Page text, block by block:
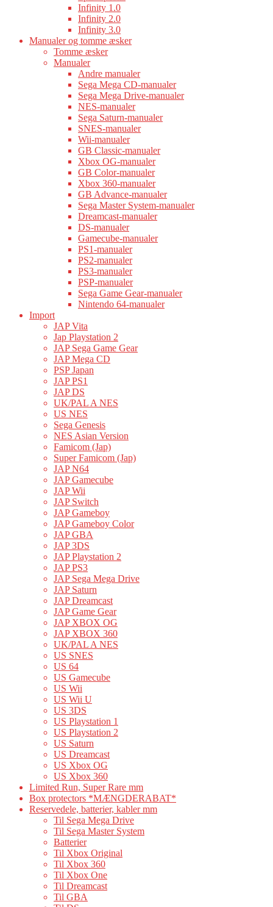
Infinity 1.0
Infinity 2.0
Infinity 3.0
Manualer og tomme æsker
Tomme æsker
Manualer
Andre manualer
Sega Mega CD-manualer
Sega Mega Drive-manualer
NES-manualer
Sega Saturn-manualer
SNES-manualer
Wii-manualer
GB Classic-manualer
Xbox OG-manualer
GB Color-manualer
Xbox 360-manualer
GB Advance-manualer
Sega Master System-manualer
Dreamcast-manualer
DS-manualer
Gamecube-manualer
PS1-manualer
PS2-manualer
PS3-manualer
PSP-manualer
Sega Game Gear-manualer
Nintendo 64-manualer
Import
JAP Vita
Jap Playstation 2
JAP Sega Game Gear
JAP Mega CD
PSP Japan
JAP PS1
JAP DS
UK/PAL A NES
US NES
Sega Genesis
NES Asian Version
Famicom (Jap)
Super Famicom (Jap)
JAP N64
JAP Gamecube
JAP Wii
JAP Switch
JAP Gameboy
JAP Gameboy Color
JAP GBA
JAP 3DS
JAP Playstation 2
JAP PS3
JAP Sega Mega Drive
JAP Saturn
JAP Dreamcast
JAP Game Gear
JAP XBOX OG
JAP XBOX 360
UK/PAL A NES
US SNES
US 64
US Gamecube
US Wii
US Wii U
US 3DS
US Playstation 1
US Playstation 2
US Saturn
US Dreamcast
US Xbox OG
US Xbox 360
Limited Run, Super Rare mm
Box protectors *MÆNGDERABAT*
Reservedele, batterier, kabler mm
Til Sega Mega Drive
Til Sega Master System
Batterier
Til Xbox Original
Til Xbox 360
Til Xbox One
Til Dreamcast
Til GBA